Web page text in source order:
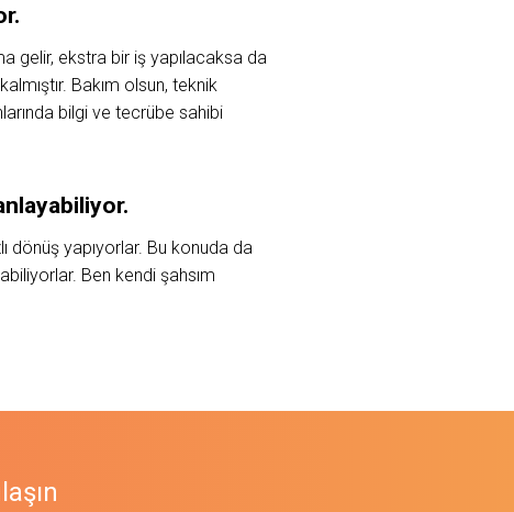
gelir, ekstra bir iş yapılacaksa da
Bakım olsun, teknik
bilgi ve tecrübe sahibi
dönüş yapıyorlar. Bu konuda da
Ben kendi şahsım